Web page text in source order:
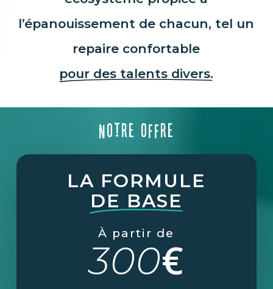
l’épanouissement de chacun, tel un
repaire confortable
pour des talents divers.
NOTRE OFFRE
LA FORMULE
DE BASE
À partir de
300€